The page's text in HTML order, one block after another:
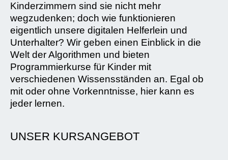
Kinderzimmern sind sie nicht mehr
wegzudenken; doch wie funktionieren
eigentlich unsere digitalen Helferlein und
Unterhalter? Wir geben einen Einblick in die
Welt der Algorithmen und bieten
Programmierkurse für Kinder mit
verschiedenen Wissensständen an. Egal ob
mit oder ohne Vorkenntnisse, hier kann es
jeder lernen.
UNSER KURSANGEBOT